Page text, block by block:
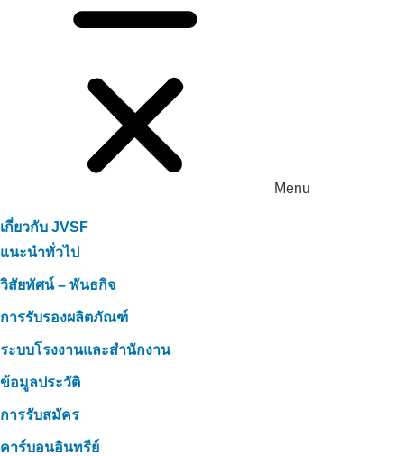
Menu
เกี่ยวกับ JVSF
แนะนำทั่วไป
วิสัยทัศน์ – พันธกิจ
การรับรองผลิตภัณฑ์
ระบบโรงงานและสำนักงาน
ข้อมูลประวัติ
การรับสมัคร
คาร์บอนอินทรีย์